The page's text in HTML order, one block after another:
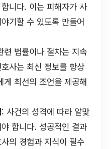
니다. 이는 피해자가 사
기할 수 있도록 만들어
련 법률이나 절차는 지속
사는 최신 정보를 항상
게 최선의 조언을 제공해
: 사건의 성격에 따라 알맞
합니다. 성공적인 결과
의 경험과 지식이 필수